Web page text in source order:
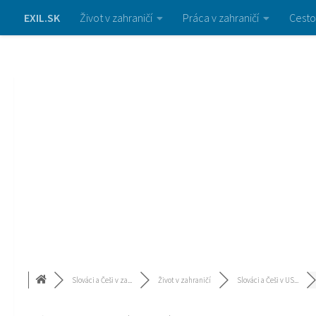
EXIL.SK Život v zahraničí Práca v zahraničí
Slováci a Češi v za... Život v zahraničí Slováci a Češi v US...